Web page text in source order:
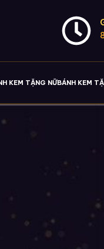
KEM TẶNG NỮBÁNH KEM